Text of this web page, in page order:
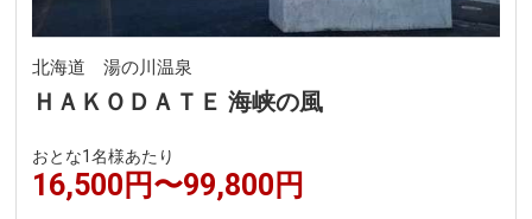
北海道 湯の川温泉
ＨＡＫＯＤＡＴＥ 海峡の風
おとな1名様あたり
16,500円〜99,800円